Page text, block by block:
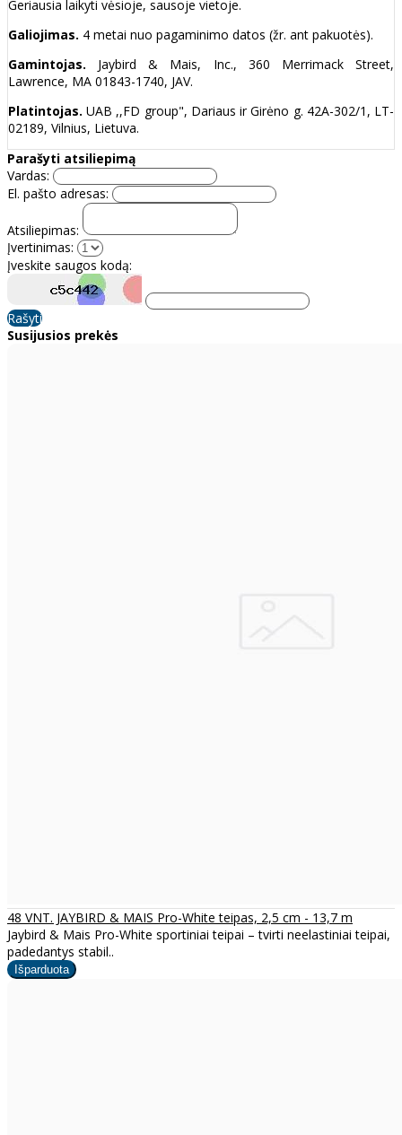
Geriausia laikyti vėsioje, sausoje vietoje.
Galiojimas. 4 metai nuo pagaminimo datos (žr. ant pakuotės).
Gamintojas. Jaybird & Mais, Inc., 360 Merrimack Street,
Lawrence, MA 01843-1740, JAV.
Platintojas. UAB ,,FD group", Dariaus ir Girėno g. 42A-302/1, LT-
02189, Vilnius, Lietuva.
Parašyti atsiliepimą
Vardas:
El. pašto adresas:
Atsiliepimas:
Įvertinimas:
Įveskite saugos kodą:
Rašyti
Susijusios prekės
48 VNT. JAYBIRD & MAIS Pro-White teipas, 2,5 cm - 13,7 m
Jaybird & Mais Pro-White sportiniai teipai – tvirti neelastiniai teipai,
padedantys stabil..